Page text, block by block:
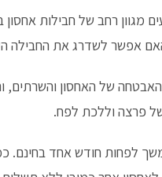
מגוון רחב של חבילות
אפשר לשדרג את החבילה
של האחסון והשרתים,
פרצה וללכת לפח.
לפחות חודש אחד בחינם.